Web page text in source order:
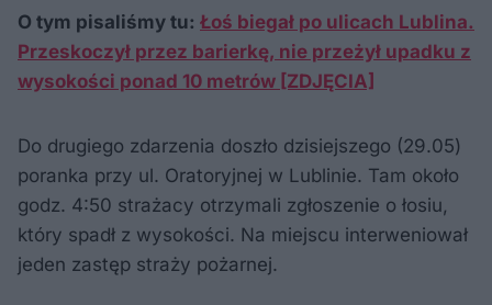
O tym pisaliśmy tu: Łoś biegał po ulicach Lublina.
Przeskoczył przez barierkę, nie przeżył upadku z
wysokości ponad 10 metrów [ZDJĘCIA]
Do drugiego zdarzenia doszło dzisiejszego (29.05)
poranka przy ul. Oratoryjnej w Lublinie. Tam około
godz. 4:50 strażacy otrzymali zgłoszenie o łosiu,
który spadł z wysokości. Na miejscu interweniował
jeden zastęp straży pożarnej.